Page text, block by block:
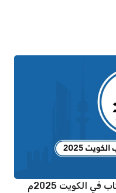
يتم اختيار أوقات عمل معرض الكتاب في الكويت 2025م